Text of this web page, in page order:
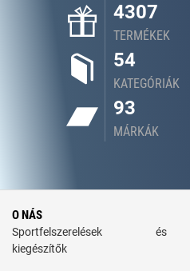
4307
TERMÉKEK
54
KATEGÓRIÁK
93
MÁRKÁK
O NÁS
Sportfelszerelések és
kiegészítők